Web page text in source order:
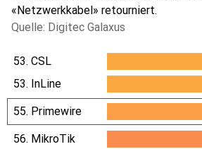
«Netzwerkkabel» retourniert.
Quelle: Digitec Galaxus
53. CSL
53. InLine
55. Primewire
56. MikroTik